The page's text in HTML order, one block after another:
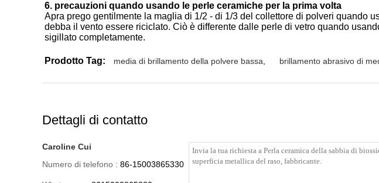
6. precauzioni quando usando le perle ceramiche per la prima volta
Apra prego gentilmente la maglia di 1/2 - di 1/3 del collettore di polveri quando
debba il vento essere riciclato. Ciò è differente dalle perle di vetro quando
sigillato completamente.
Prodotto Tag: media di brillamento della polvere bassa brillamento abrasivo di
Dettagli di contatto
Caroline Cui
Numero di telefono : 86-15003865330